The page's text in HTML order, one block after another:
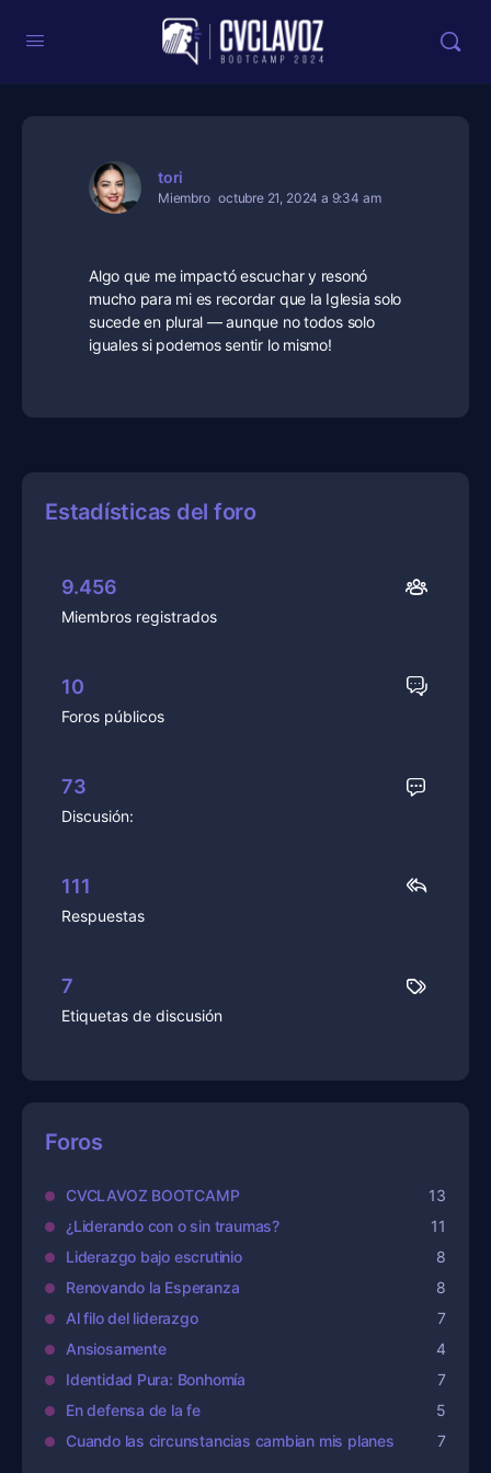
tori
Miembro octubre 21, 2024 a 9:34 am
Algo que me impactó escuchar y resonó
mucho para mi es recordar que la Iglesia solo
sucede en plural — aunque no todos solo
iguales si podemos sentir lo mismo!
Estadísticas del foro
Miembros registrados
9.456
Foros públicos
10
Discusión:
73
Respuestas
111
Etiquetas de discusión
7
Foros
CVCLAVOZ BOOTCAMP
13
¿Liderando con o sin traumas?
11
Liderazgo bajo escrutinio
8
Renovando la Esperanza
8
Al filo del liderazgo
7
Ansiosamente
4
Identidad Pura: Bonhomía
7
En defensa de la fe
5
Cuando las circunstancias cambian mis planes
7